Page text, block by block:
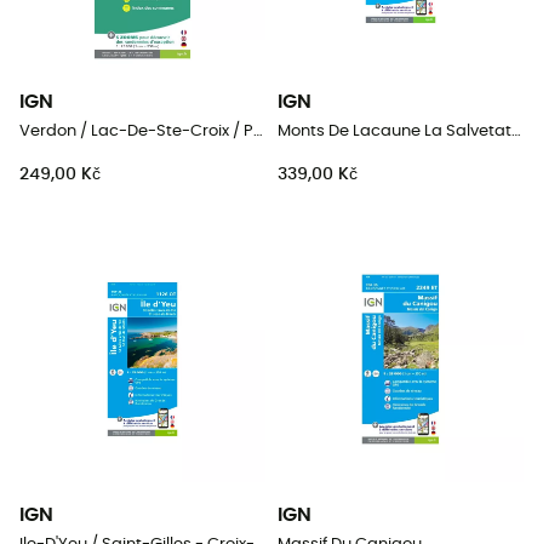
IGN
Verdon / Lac-De-Ste-Croix / Plateau-De-Valensole
249,00 Kč
IGN
Monts De Lacaune La Salvetat-Sur-Agout.Pnr Du Haut Languedoc
339,00 Kč
IGN IGN